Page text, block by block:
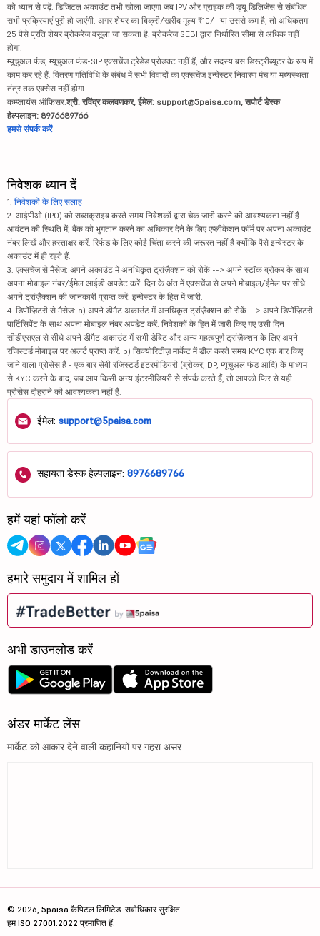
को ध्यान से पढ़ें. डिजिटल अकाउंट तभी खोला जाएगा जब IPV और ग्राहक की ड्यू डिलिजेंस से संबंधित
सभी प्रक्रियाएं पूरी हो जाएंगी. अगर शेयर का बिक्री/खरीद मूल्य ₹10/- या उससे कम है, तो अधिकतम
25 पैसे प्रति शेयर ब्रोकरेज वसूला जा सकता है. ब्रोकरेज SEBI द्वारा निर्धारित सीमा से अधिक नहीं
होगा.
म्यूचुअल फंड, म्यूचुअल फंड-SIP एक्सचेंज ट्रेडेड प्रोडक्ट नहीं हैं, और सदस्य बस डिस्ट्रीब्यूटर के रूप में
काम कर रहे हैं. वितरण गतिविधि के संबंध में सभी विवादों का एक्सचेंज इन्वेस्टर निवारण मंच या मध्यस्थता
तंत्र तक एक्सेस नहीं होगा.
कम्प्लायंस ऑफिसर:श्री. रविंद्र कलवणकर, ईमेल: support@5paisa.com, सपोर्ट डेस्क
हेल्पलाइन: 8976689766
हमसे संपर्क करें
निवेशक ध्यान दें
1. निवेशकों के लिए सलाह
2. आईपीओ (IPO) को सब्सक्राइब करते समय निवेशकों द्वारा चेक जारी करने की आवश्यकता नहीं है.
आवंटन की स्थिति में, बैंक को भुगतान करने का अधिकार देने के लिए एप्लीकेशन फॉर्म पर अपना अकाउंट
नंबर लिखें और हस्ताक्षर करें. रिफंड के लिए कोई चिंता करने की जरूरत नहीं है क्योंकि पैसे इन्वेस्टर के
अकाउंट में ही रहते हैं.
3. एक्सचेंज से मैसेज: अपने अकाउंट में अनधिकृत ट्रांज़ैक्शन को रोकें --> अपने स्टॉक ब्रोकर के साथ
अपना मोबाइल नंबर/ईमेल आईडी अपडेट करें. दिन के अंत में एक्सचेंज से अपने मोबाइल/ईमेल पर सीधे
अपने ट्रांज़ैक्शन की जानकारी प्राप्त करें. इन्वेस्टर के हित में जारी.
4. डिपॉज़िटरी से मैसेज: a) अपने डीमैट अकाउंट में अनधिकृत ट्रांज़ैक्शन को रोकें --> अपने डिपॉज़िटरी
पार्टिसिपेंट के साथ अपना मोबाइल नंबर अपडेट करें. निवेशकों के हित में जारी किए गए उसी दिन
सीडीएसएल से सीधे अपने डीमैट अकाउंट में सभी डेबिट और अन्य महत्वपूर्ण ट्रांज़ैक्शन के लिए अपने
रजिस्टर्ड मोबाइल पर अलर्ट प्राप्त करें. b) सिक्योरिटीज़ मार्केट में डील करते समय KYC एक बार किए
जाने वाला प्रोसेस है - एक बार सेबी रजिस्टर्ड इंटरमीडियरी (ब्रोकर, DP, म्यूचुअल फंड आदि) के माध्यम
से KYC करने के बाद, जब आप किसी अन्य इंटरमीडियरी से संपर्क करते हैं, तो आपको फिर से यही
प्रोसेस दोहराने की आवश्यकता नहीं है.
ईमेल: support@5paisa.com
सहायता डेस्क हेल्पलाइन: 8976689766
हमें यहां फॉलो करें
हमारे समुदाय में शामिल हों
अभी डाउनलोड करें
अंडर मार्केट लेंस
मार्केट को आकार देने वाली कहानियों पर गहरा असर
© 2026, 5paisa कैपिटल लिमिटेड. सर्वाधिकार सुरक्षित.
हम ISO 27001:2022 प्रमाणित हैं.